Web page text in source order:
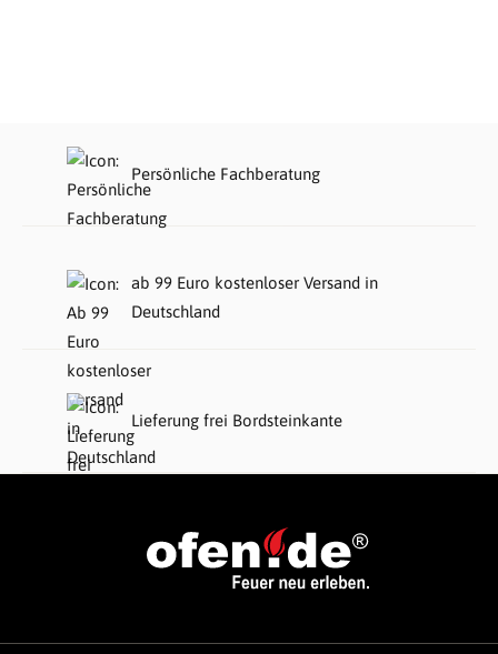
Persönliche Fachberatung
ab 99 Euro kostenloser Versand in
Deutschland
Lieferung frei Bordsteinkante